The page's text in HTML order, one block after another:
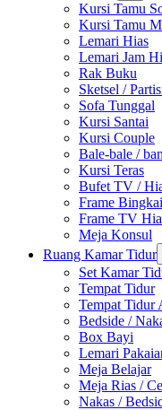
Kursi Tamu
Kursi Tamu
Lemari Hias
Lemari Jam
Rak Buku
Sketsel /
Sofa Tunggal
Kursi Santai
Kursi Couple
Bale-bale /
Kursi Teras
Bufet TV /
Frame
Frame TV
Meja Konsul
Ruang Kamar Tidur
Set Kamar
Tempat Tidur
Tempat Tidur
Bedside /
Box Bayi
Lemari
Meja Belajar
Meja Rias /
Nakas /